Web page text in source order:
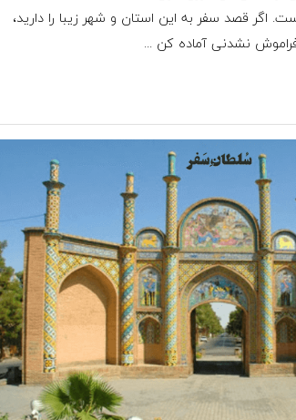
اگر قصد سفر به این استان و شهر زیبا را دارید،
نشدنی آماده کن ...